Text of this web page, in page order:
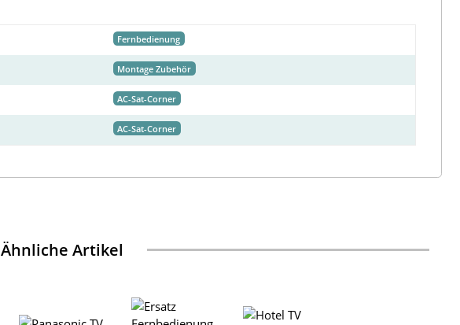
Fernbedienung
Montage Zubehör
AC-Sat-Corner
AC-Sat-Corner
Ähnliche Artikel